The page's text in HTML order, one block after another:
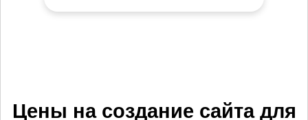
Цены на создание сайта для